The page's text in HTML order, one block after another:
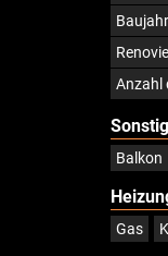
Baujahr
Anzahl
Balkon
Gas